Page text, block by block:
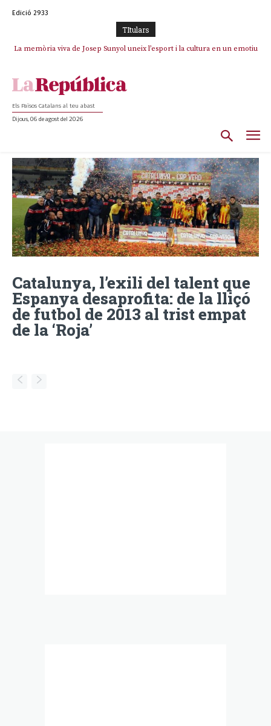
Edició 2933
TItulars
La memòria viva de Josep Sunyol uneix l’esport i la cultura en un emotiu
Els Països Catalans al teu abast
Dijous, 06 de agost del 2026
Catalunya, l’exili del talent que
Espanya desaprofita: de la lliçó
de futbol de 2013 al trist empat
de la ‘Roja’